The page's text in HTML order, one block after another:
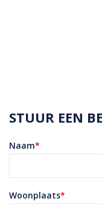
STUUR EEN
Naam*
Woonplaats*